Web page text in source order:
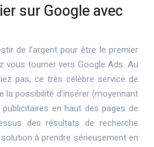
sur Google avec
de l’argent pour être le premier
vous tourner vers Google Ads. Au
pas, ce très célèbre service de
la possibilité d’insérer (moyennant
en haut des pages de
des résultats de recherche
à prendre sérieusement en